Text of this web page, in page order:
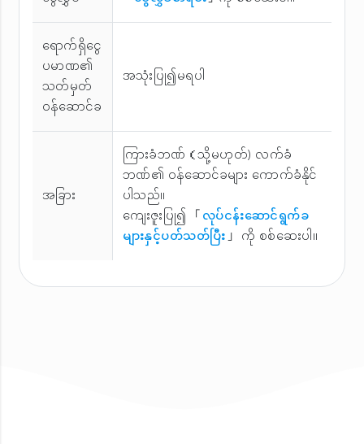
ရောက်ရှိငွေ
ပမာဏ၏
သတ်မှတ်
ဝန်ဆောင်ခ
အသုံးပြု၍မရပါ
အခြား
ကြားခံဘဏ်（သို့မဟုတ်) လက်ခံ
ဘဏ်၏ ဝန်ဆောင်ခများ ကောက်ခံနိုင်
ပါသည်။
ကျေးဇူးပြု၍ 「လုပ်ငန်းဆောင်ရွက်ခ
များနှင့်ပတ်သတ်ပြီး」 ကို စစ်ဆေးပါ။